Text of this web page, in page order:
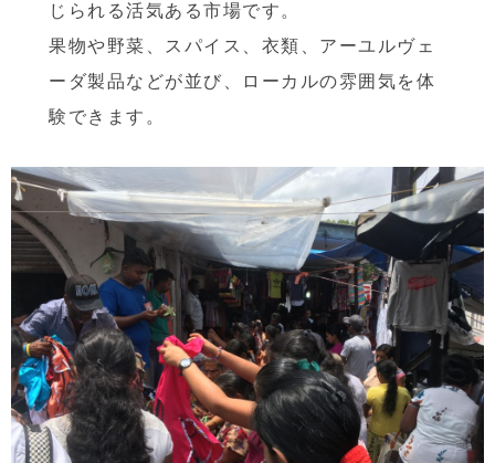
じられる活気ある市場です。
果物や野菜、スパイス、衣類、アーユルヴェ
ーダ製品などが並び、ローカルの雰囲気を体
験できます。